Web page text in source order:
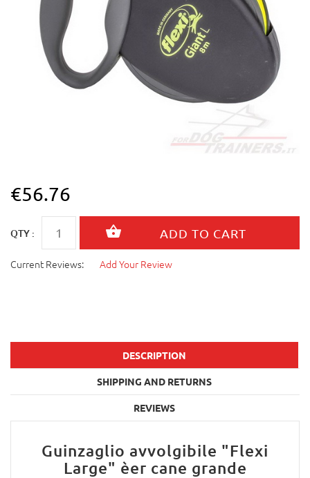
€56.76
QTY :
Current Reviews: Add Your Review
DESCRIPTION
SHIPPING AND RETURNS
REVIEWS
Guinzaglio avvolgibile "Flexi
Large" èer cane grande